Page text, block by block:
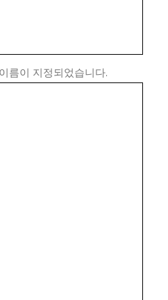
름이 지정되었습니다.